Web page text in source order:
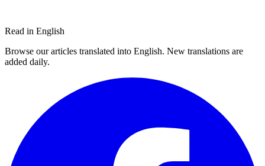
Read in English
Browse our articles translated into English. New translations are
added daily.